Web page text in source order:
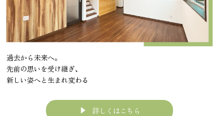
過去から未来へ。
先前の思いを受け継ぎ、
新しい姿へと生まれ変わる
詳しくはこちら